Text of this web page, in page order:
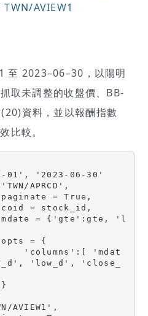
AVIEW1
至 2023–06–30，以陽明
取未調整的收盤價、BB-
資料，並以報酬指數
比較。
01', '2023-06-30'
APRCD',
'low_d', 'close_
AVIEW1',